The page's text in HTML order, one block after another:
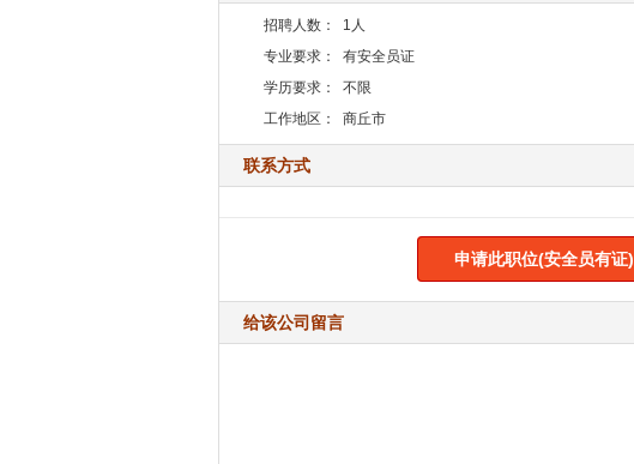
招聘人数： 1人
专业要求：
有安全员证
学历要求：
不限
工作地区：
商丘市
联系方式
申请此职位(安全员有证)
给该公司留言